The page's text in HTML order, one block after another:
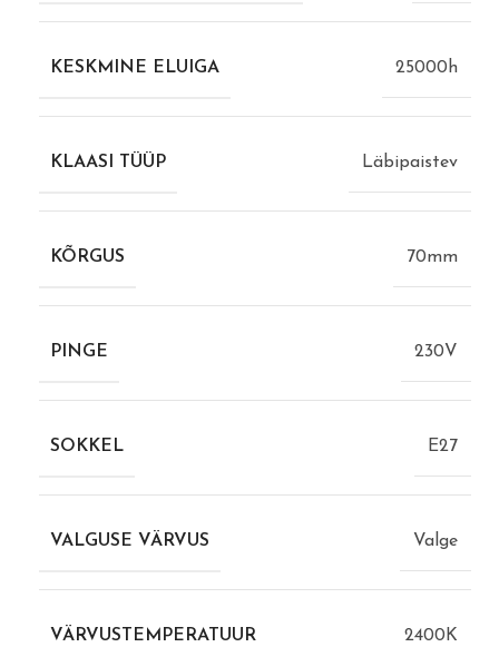
KESKMINE ELUIGA 25000h
KLAASI TÜÜP Läbipaistev
KÕRGUS 70mm
PINGE 230V
SOKKEL E27
VALGUSE VÄRVUS Valge
VÄRVUSTEMPERATUUR 2400K